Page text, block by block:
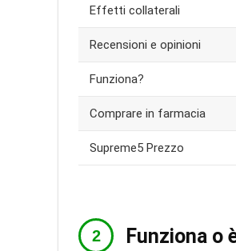
Effetti collaterali
Recensioni e opinioni
Funziona?
Comprare in farmacia
​​​​Supreme5 Prezzo
Funziona o